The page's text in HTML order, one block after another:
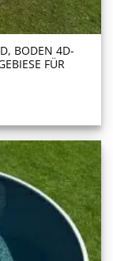
BODEN 4D-
FÜR